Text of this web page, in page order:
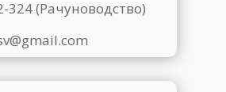
(Рачуноводство)